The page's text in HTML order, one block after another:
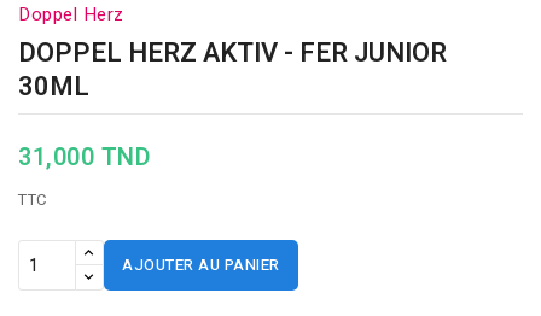
Doppel Herz
DOPPEL HERZ AKTIV - FER JUNIOR
30ML
31,000 TND
TTC
AJOUTER AU PANIER